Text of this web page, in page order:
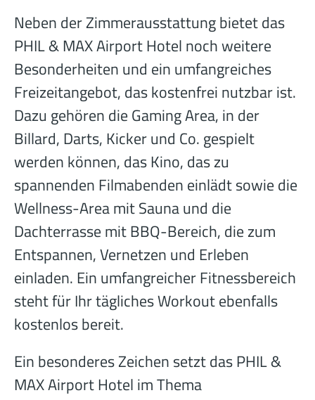
Neben der Zimmerausstattung bietet das
PHIL & MAX Airport Hotel noch weitere
Besonderheiten und ein umfangreiches
Freizeitangebot, das kostenfrei nutzbar ist.
Dazu gehören die Gaming Area, in der
Billard, Darts, Kicker und Co. gespielt
werden können, das Kino, das zu
spannenden Filmabenden einlädt sowie die
Wellness-Area mit Sauna und die
Dachterrasse mit BBQ-Bereich, die zum
Entspannen, Vernetzen und Erleben
einladen. Ein umfangreicher Fitnessbereich
steht für Ihr tägliches Workout ebenfalls
kostenlos bereit.
Ein besonderes Zeichen setzt das PHIL &
MAX Airport Hotel im Thema